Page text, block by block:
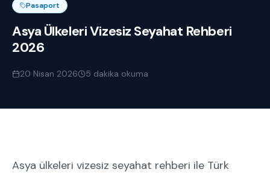
Pasaport
Asya Ülkeleri Vizesiz Seyahat Rehberi
2026
20 Nisan 2026 5 dakika okuma
Asya ülkeleri vizesiz seyahat rehberi ile Türk